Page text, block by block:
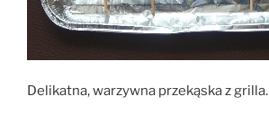
Delikatna, warzywna przekąska z grilla.